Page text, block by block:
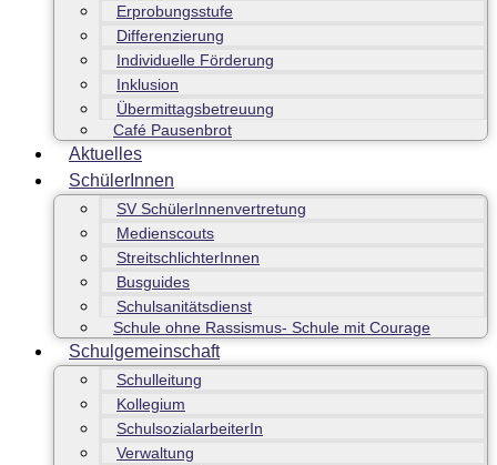
Erprobungsstufe
Differenzierung
Individuelle Förderung
Inklusion
Übermittagsbetreuung
Café Pausenbrot
Aktuelles
SchülerInnen
SV SchülerInnenvertretung
Medienscouts
StreitschlichterInnen
Busguides
Schulsanitätsdienst
Schule ohne Rassismus- Schule mit Courage
Schulgemeinschaft
Schulleitung
Kollegium
SchulsozialarbeiterIn
Verwaltung